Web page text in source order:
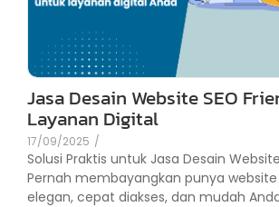
Jasa Desain Website SEO
Layanan Digital
17/09/2025 /
Solusi Praktis untuk Jasa Desain
Pernah membayangkan punya
elegan, cepat diakses, dan mudah